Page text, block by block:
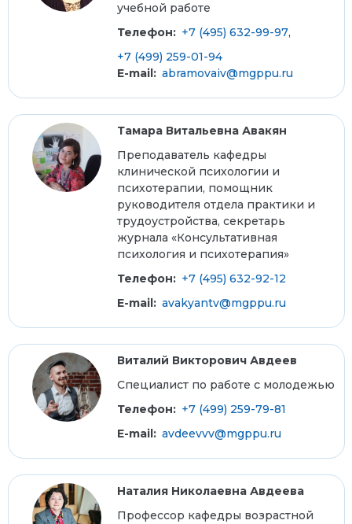
учебной работе
Телефон: +7 (495) 632-99-97,
+7 (499) 259-01-94
E-mail: abramovaiv@mgppu.ru
Тамара Витальевна Авакян
Преподаватель кафедры
клинической психологии и
психотерапии, помощник
руководителя отдела практики и
трудоустройства, секретарь
журнала «Консультативная
психология и психотерапия»
Телефон: +7 (495) 632-92-12
E-mail: avakyantv@mgppu.ru
Виталий Викторович Авдеев
Специалист по работе с молодежью
Телефон: +7 (499) 259-79-81
E-mail: avdeevvv@mgppu.ru
Наталия Николаевна Авдеева
Профессор кафедры возрастной